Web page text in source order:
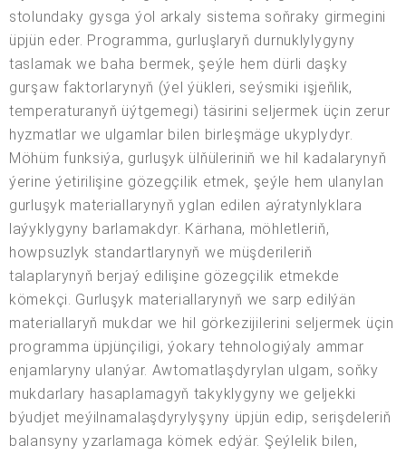
stolundaky gysga ýol arkaly sistema soňraky girmegini
üpjün eder. Programma, gurluşlaryň durnuklylygyny
taslamak we baha bermek, şeýle hem dürli daşky
gurşaw faktorlarynyň (ýel ýükleri, seýsmiki işjeňlik,
temperaturanyň üýtgemegi) täsirini seljermek üçin zerur
hyzmatlar we ulgamlar bilen birleşmäge ukyplydyr.
Möhüm funksiýa, gurluşyk ülňüleriniň we hil kadalarynyň
ýerine ýetirilişine gözegçilik etmek, şeýle hem ulanylan
gurluşyk materiallarynyň yglan edilen aýratynlyklara
laýyklygyny barlamakdyr. Kärhana, möhletleriň,
howpsuzlyk standartlarynyň we müşderileriň
talaplarynyň berjaý edilişine gözegçilik etmekde
kömekçi. Gurluşyk materiallarynyň we sarp edilýän
materiallaryň mukdar we hil görkezijilerini seljermek üçin
programma üpjünçiligi, ýokary tehnologiýaly ammar
enjamlaryny ulanýar. Awtomatlaşdyrylan ulgam, soňky
mukdarlary hasaplamagyň takyklygyny we geljekki
býudjet meýilnamalaşdyrylyşyny üpjün edip, serişdeleriň
balansyny yzarlamaga kömek edýär. Şeýlelik bilen,